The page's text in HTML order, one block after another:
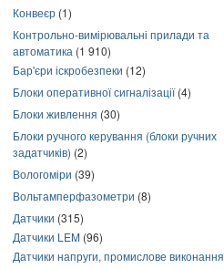
Конвеєр (1)
Контрольно-вимірювальні прилади та
автоматика (1 910)
Бар'єри іскробезпеки (12)
Блоки оперативної сигналізації(4)
Блоки живлення (30)
Блоки ручного керування (блоки ручних
задатчиків) (2)
Вологоміри (39)
Вольтамперфазометри (8)
Датчики (315)
Датчики LEM (96)
Датчики напруги, промислове виконання